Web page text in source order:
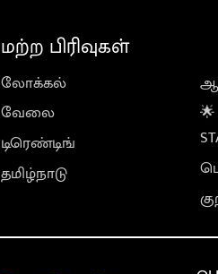
மற்ற பிரிவுகள்
லோக்கல்
வேலை
டிரெண்டிங்
தமிழ்நாடு